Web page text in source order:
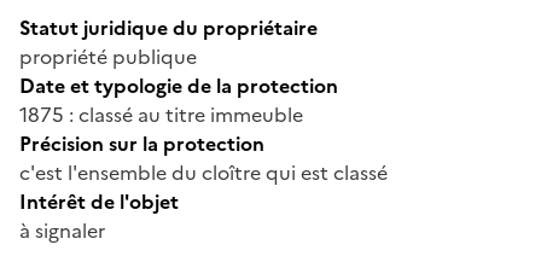
Statut juridique du propriétaire
propriété publique
Date et typologie de la protection
1875 : classé au titre immeuble
Précision sur la protection
c'est l'ensemble du cloître qui est classé
Intérêt de l'objet
à signaler